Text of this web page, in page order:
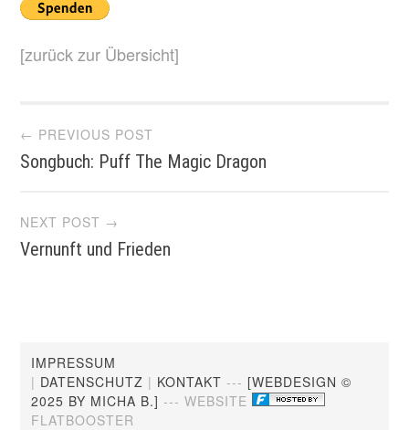
[zurück zur Übersicht]
Post
navigation
← PREVIOUS POST
Songbuch: Puff The Magic Dragon
NEXT POST →
Vernunft und Frieden
IMPRESSUM
| DATENSCHUTZ | KONTAKT --- [WEBDESIGN ©
2025 BY MICHA B.] --- WEBSITE
FLATBOOSTER